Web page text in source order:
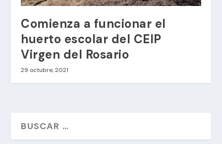
Comienza a funcionar el
huerto escolar del CEIP
Virgen del Rosario
29 octubre, 2021